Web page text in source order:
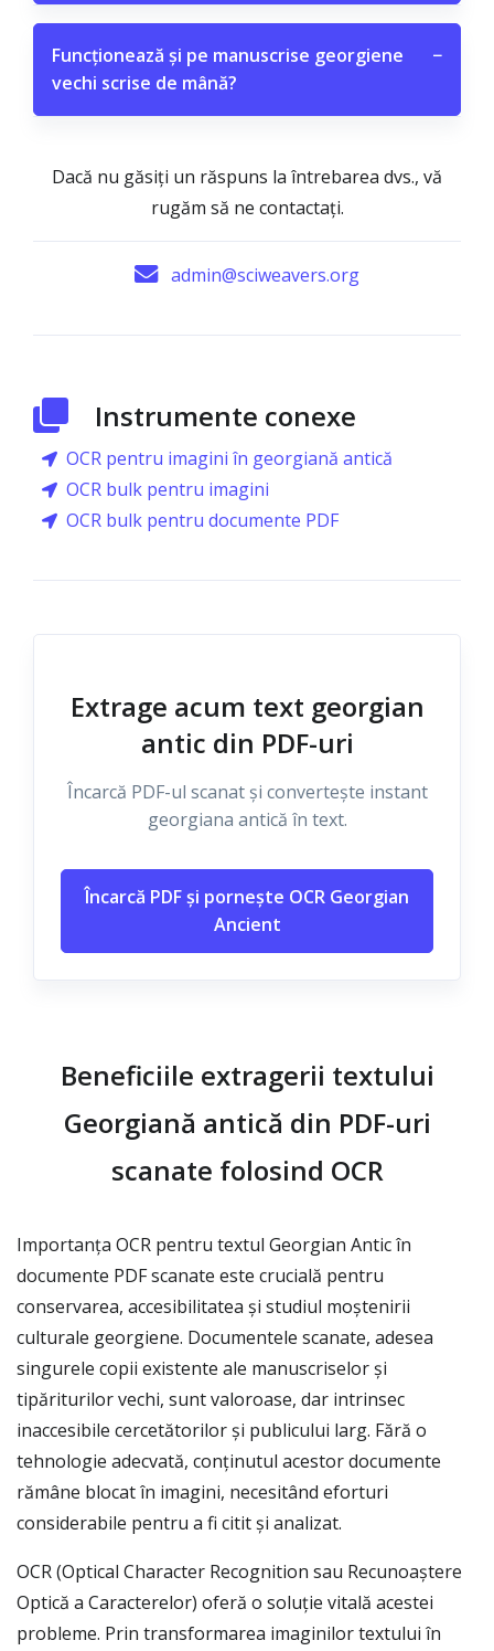
Funcționează și pe manuscrise georgiene
vechi scrise de mână?
−
Dacă nu găsiți un răspuns la întrebarea dvs., vă
rugăm să ne contactați.
admin@sciweavers.org
Instrumente conexe
OCR pentru imagini în georgiană antică
OCR bulk pentru imagini
OCR bulk pentru documente PDF
Extrage acum text georgian
antic din PDF-uri
Încarcă PDF-ul scanat și convertește instant
georgiana antică în text.
Încarcă PDF și pornește OCR Georgian
Ancient
Beneficiile extragerii textului
Georgiană antică din PDF-uri
scanate folosind OCR
Importanța OCR pentru textul Georgian Antic în
documente PDF scanate este crucială pentru
conservarea, accesibilitatea și studiul moștenirii
culturale georgiene. Documentele scanate, adesea
singurele copii existente ale manuscriselor și
tipăriturilor vechi, sunt valoroase, dar intrinsec
inaccesibile cercetătorilor și publicului larg. Fără o
tehnologie adecvată, conținutul acestor documente
rămâne blocat în imagini, necesitând eforturi
considerabile pentru a fi citit și analizat.
OCR (Optical Character Recognition sau Recunoaștere
Optică a Caracterelor) oferă o soluție vitală acestei
probleme. Prin transformarea imaginilor textului în